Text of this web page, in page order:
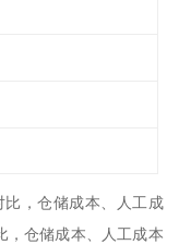
，仓储成本、人工成
，仓储成本、人工成本